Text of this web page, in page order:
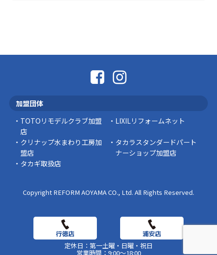
外出中でも安心！Panasonic「外でもドアホ
中にインターホンが鳴っていた… 宅配便を受 …
加盟団体
TOTOリモデルクラブ加盟
店
LIXILリフォームネット
クリナップ水まわり工房加
盟店
タカラスタンダードパート
ナーショップ加盟店
タカギ取扱店
Copyright REFORM AOYAMA CO., Ltd. All Rights Reserved.
定休日：第一土曜・日曜・祝日
営業時間：9:00～18:00